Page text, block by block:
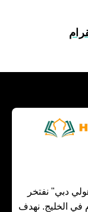
دبي" نفتخر
في الخليج. نهدف